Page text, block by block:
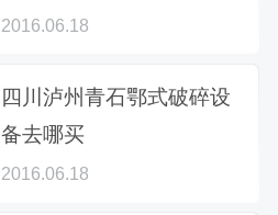
2016.06.18
四川泸州青石鄂式破碎设
备去哪买
2016.06.18